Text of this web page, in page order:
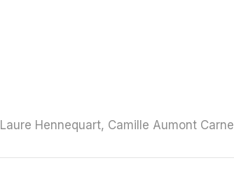
Hennequart, Camille Aumont Carnel